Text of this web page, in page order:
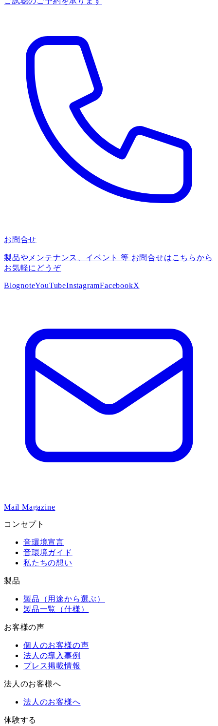
お問合せ
製品やメンテナンス、イベント 等 お問合せはこちらから
お気軽にどうぞ
BlognoteYouTubeInstagramFacebookX
Mail Magazine
コンセプト
音環境宣言
音環境ガイド
私たちの想い
製品
製品（用途から選ぶ）
製品一覧（仕様）
お客様の声
個人のお客様の声
法人の導入事例
プレス掲載情報
法人のお客様へ
法人のお客様へ
体験する